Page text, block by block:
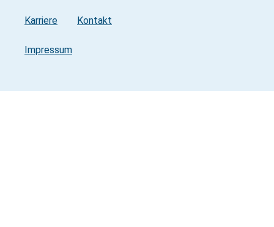
Karriere Kontakt
Impressum